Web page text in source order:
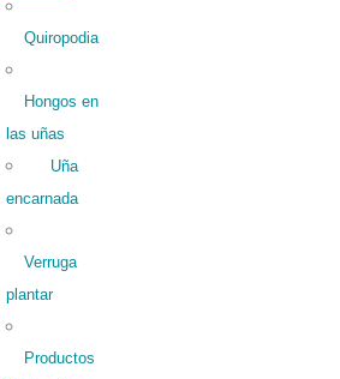
Quiropodia
Hongos en
las uñas
Uña
encarnada
Verruga
plantar
Productos